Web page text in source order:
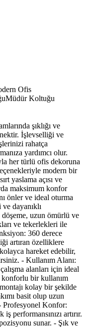
Ofis
Müdür Koltuğu
şıklığı ve
İşlevselliği ve
rahatça
yardımcı olur.
her türlü ofis dekoruna
modern bir
yaslama açısı ve
maksimum konfor
önler ve ideal oturma
dayanıklı
uzun ömürlü ve
ve tekerlekleri ile
360 derece
artıran özelliklere
hareket edebilir,
- Kullanım Alanı:
alanları için ideal
konforlu bir kullanım
kolay bir şekilde
basit olup uzun
Profesyonel Konfor:
performansınızı artırır.
sunar. - Şık ve